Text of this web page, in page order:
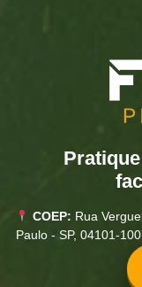
COEP: Rua
Paulo - SP, 04101-100